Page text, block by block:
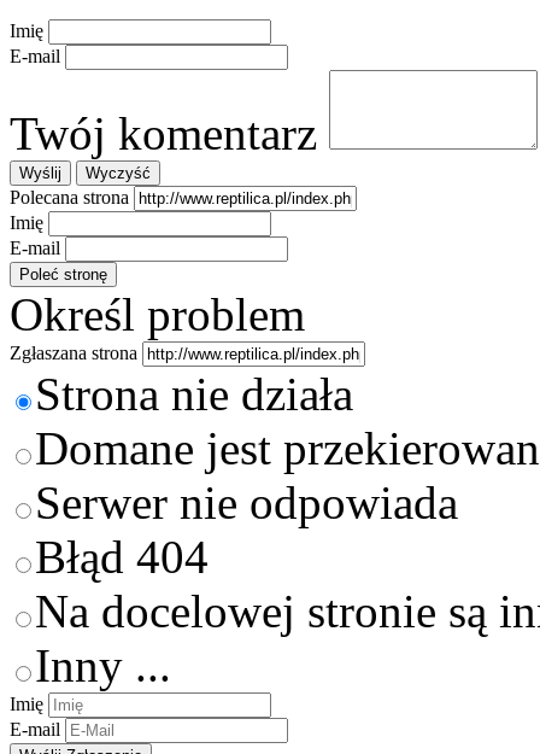
Imię
E-mail
Twój komentarz
Polecana strona
Imię
E-mail
Określ problem
Zgłaszana strona
Strona nie działa
Domane jest
Serwer nie odpowiada
Błąd 404
Na docelowej stronie są
Inny ...
Imię
E-mail